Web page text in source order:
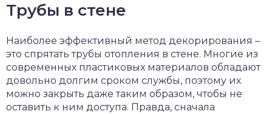
Трубы в стене
Наиболее эффективный метод декорирования –
это спрятать трубы отопления в стене. Многие из
современных пластиковых материалов обладают
довольно долгим сроком службы, поэтому их
можно закрыть даже таким образом, чтобы не
оставить к ним доступа. Правда, сначала